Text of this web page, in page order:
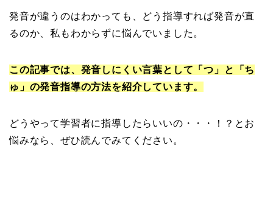
発音が違うのはわかっても、どう指導すれば発音が直
るのか、私もわからずに悩んでいました。
この記事では、発音しにくい言葉として「つ」と「ち
ゅ」の発音指導の方法を紹介しています。
どうやって学習者に指導したらいいの・・・！？とお
悩みなら、ぜひ読んでみてください。